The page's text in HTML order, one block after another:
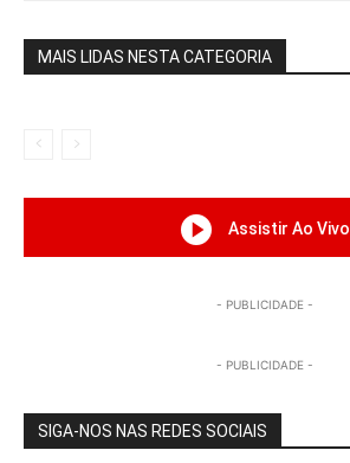
MAIS LIDAS NESTA CATEGORIA
Assistir Ao Vivo
- PUBLICIDADE -
- PUBLICIDADE -
SIGA-NOS NAS REDES SOCIAIS